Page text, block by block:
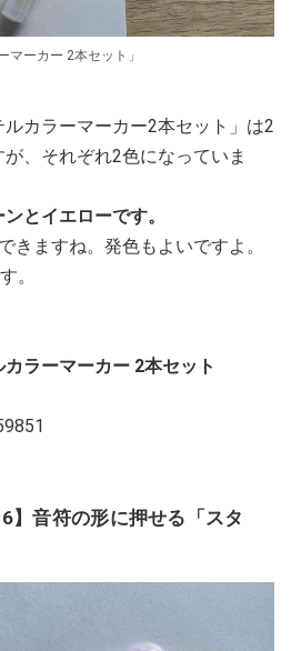
マーカー 2本セット」
カラーマーカー2本セット」は2
、それぞれ2色になっていま
とイエローです。
きますね。発色もよいですよ。
。
ラーマーカー 2本セット
】音符の形に押せる「スタ